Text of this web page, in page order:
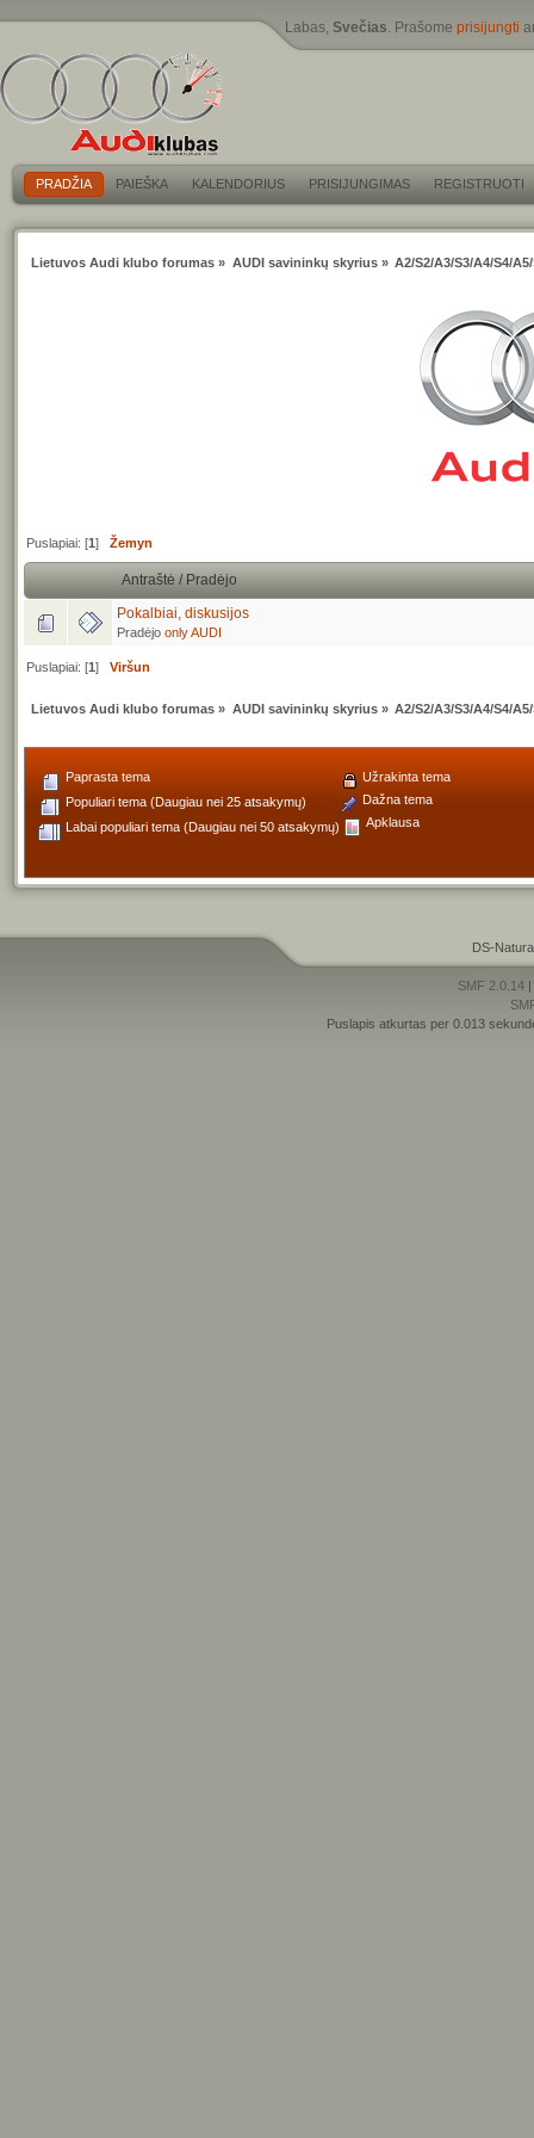
Labas, Svečias. Prašome prisijungti
PRADŽIA PAIEŠKA KALENDORIUS PRISIJUNGIMAS REGISTRUOTI
Lietuvos Audi klubo forumas » AUDI savininkų skyrius» A2/S2/A3/S3/A4/S4/
Puslapiai: [1]Žemyn
Antraštė / Pradėjo
Pokalbiai, diskusijos
Pradėjo only AUDI
Puslapiai: [1]Viršun
Lietuvos Audi klubo forumas » AUDI savininkų skyrius» A2/S2/A3/S3/A4/S4/
Paprasta tema
Populiari tema (Daugiau nei 25 atsakymų)
Labai populiari tema (Daugiau nei 50 atsakymų)
Užrakinta tema
Dažna tema
Apklausa
DS-
SMF 2.0.14|
Puslapis atkurtas per 0.013